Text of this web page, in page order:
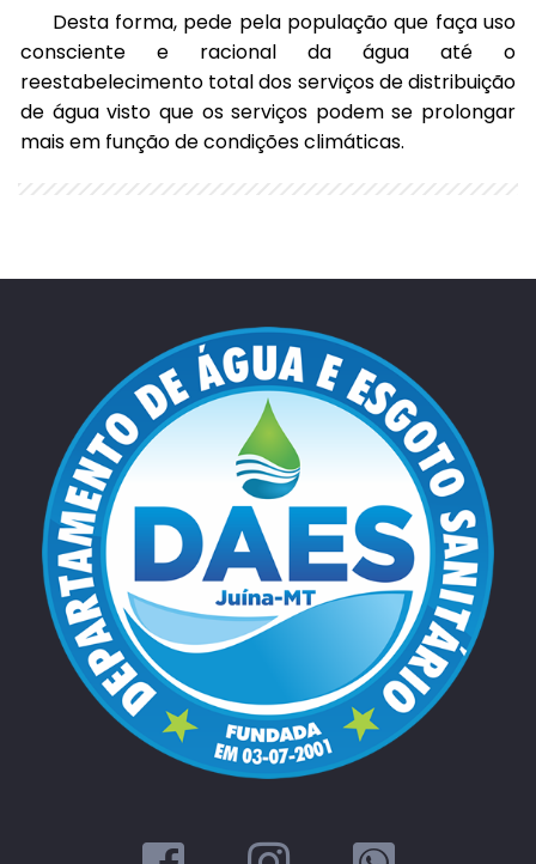
Desta forma, pede pela população que faça uso
consciente e racional da água até o
reestabelecimento total dos serviços de distribuição
de água visto que os serviços podem se prolongar
mais em função de condições climáticas.